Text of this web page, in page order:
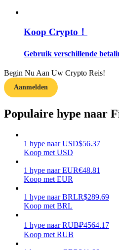
Futures-startgids
Handelsstrategieën
Leer hoe u winstgevend kunt
Koop Crypto！
Gebruik verschillende
Begin Nu Aan Uw Crypto Reis!
Aanmelden
Populaire hype naar
1 hype naar USD$56.37
Koop met USD
1 hype naar EUR€48.81
Koop met EUR
1 hype naar BRLR$289.69
Koop met BRL
1 hype naar RUB₽4564.17
Koop met RUB